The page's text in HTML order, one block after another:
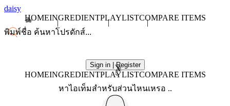
daisy
HOMEINGREDIENTPLAYLISTCOMPARE ITEMS
Sign in | Register
X
HOMEINGREDIENTPLAYLISTCOMPARE ITEMS
หาไอเท็มสำหรับส่วนไหนเหรอ ..